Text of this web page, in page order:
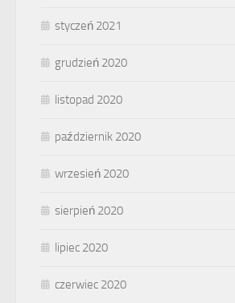
styczeń 2021
grudzień 2020
listopad 2020
październik 2020
wrzesień 2020
sierpień 2020
lipiec 2020
czerwiec 2020